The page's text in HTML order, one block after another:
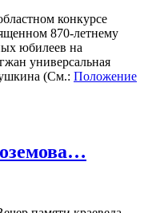
конкурсе
870-летнему
юбилеев на
универсальная
(См.: Положение